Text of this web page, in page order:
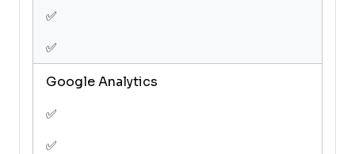
✅
✅
Google Analytics
✅
✅